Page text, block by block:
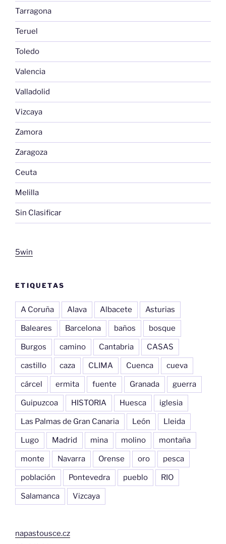
Tarragona
Teruel
Toledo
Valencia
Valladolid
Vizcaya
Zamora
Zaragoza
Ceuta
Melilla
Sin Clasificar
5win
ETIQUETAS
A Coruña Alava Albacete Asturias
Baleares Barcelona baños bosque
Burgos camino Cantabria CASAS
castillo caza CLIMA Cuenca cueva
cárcel ermita fuente Granada guerra
Guipuzcoa HISTORIA Huesca iglesia
Las Palmas de Gran Canaria León Lleida
Lugo Madrid mina molino montaña
monte Navarra Orense oro pesca
población Pontevedra pueblo RIO
Salamanca Vizcaya
napastousce.cz